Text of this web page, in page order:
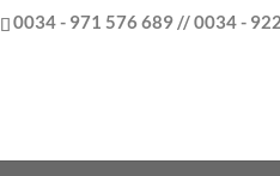
0034 - 971 576 689 // 0034 -